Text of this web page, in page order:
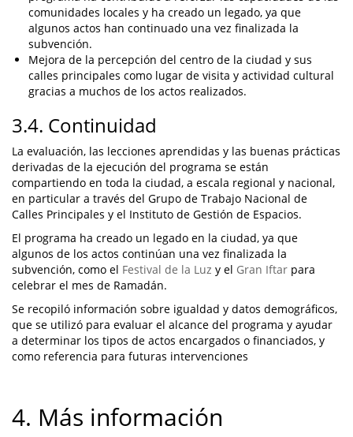
comunidades locales y ha creado un legado, ya que
algunos actos han continuado una vez finalizada la
subvención.
Mejora de la percepción del centro de la ciudad y sus
calles principales como lugar de visita y actividad cultural
gracias a muchos de los actos realizados.
3.4. Continuidad
La evaluación, las lecciones aprendidas y las buenas prácticas
derivadas de la ejecución del programa se están
compartiendo en toda la ciudad, a escala regional y nacional,
en particular a través del Grupo de Trabajo Nacional de
Calles Principales y el Instituto de Gestión de Espacios.
El programa ha creado un legado en la ciudad, ya que
algunos de los actos continúan una vez finalizada la
subvención, como el Festival de la Luz y el Gran Iftar para
celebrar el mes de Ramadán.
Se recopiló información sobre igualdad y datos demográficos,
que se utilizó para evaluar el alcance del programa y ayudar
a determinar los tipos de actos encargados o financiados, y
como referencia para futuras intervenciones
4. Más información